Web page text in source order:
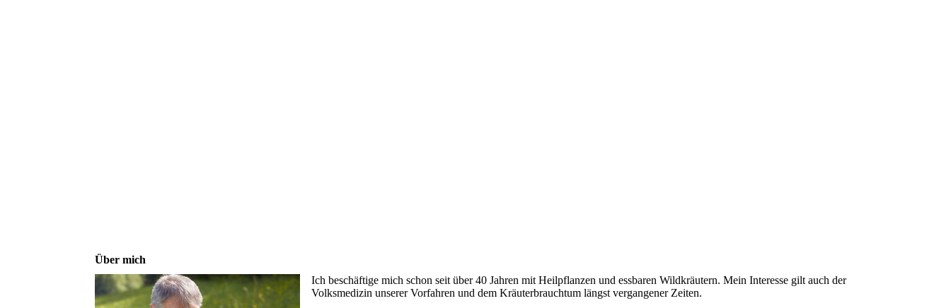
Über mich
Ich beschäftige mich schon seit über 40 Jahren mit Heilpflanzen und essbaren Wildkräutern. Mein Interesse gilt auch der
Volksmedizin unserer Vorfahren und dem Kräuterbrauchtum längst vergangener Zeiten.